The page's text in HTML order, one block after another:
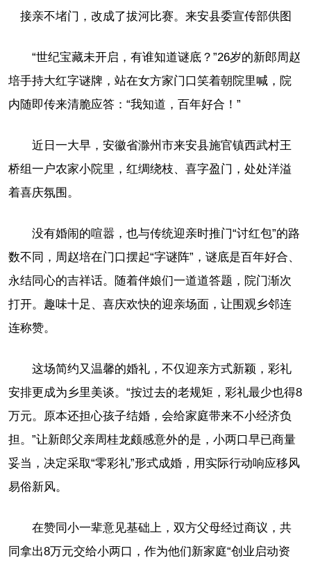
接亲不堵门，改成了拔河比赛。来安县委宣传部供图
“世纪宝藏未开启，有谁知道谜底？”26岁的新郎周赵
培手持大红字谜牌，站在女方家门口笑着朝院里喊，院
内随即传来清脆应答：“我知道，百年好合！”
近日一大早，安徽省滁州市来安县施官镇西武村王
桥组一户农家小院里，红绸绕枝、喜字盈门，处处洋溢
着喜庆氛围。
没有婚闹的喧嚣，也与传统迎亲时推门“讨红包”的路
数不同，周赵培在门口摆起“字谜阵”，谜底是百年好合、
永结同心的吉祥话。随着伴娘们一道道答题，院门渐次
打开。趣味十足、喜庆欢快的迎亲场面，让围观乡邻连
连称赞。
这场简约又温馨的婚礼，不仅迎亲方式新颖，彩礼
安排更成为乡里美谈。“按过去的老规矩，彩礼最少也得8
万元。原本还担心孩子结婚，会给家庭带来不小经济负
担。”让新郎父亲周桂龙颇感意外的是，小两口早已商量
妥当，决定采取“零彩礼”形式成婚，用实际行动响应移风
易俗新风。
在赞同小一辈意见基础上，双方父母经过商议，共
同拿出8万元交给小两口，作为他们新家庭“创业启动资